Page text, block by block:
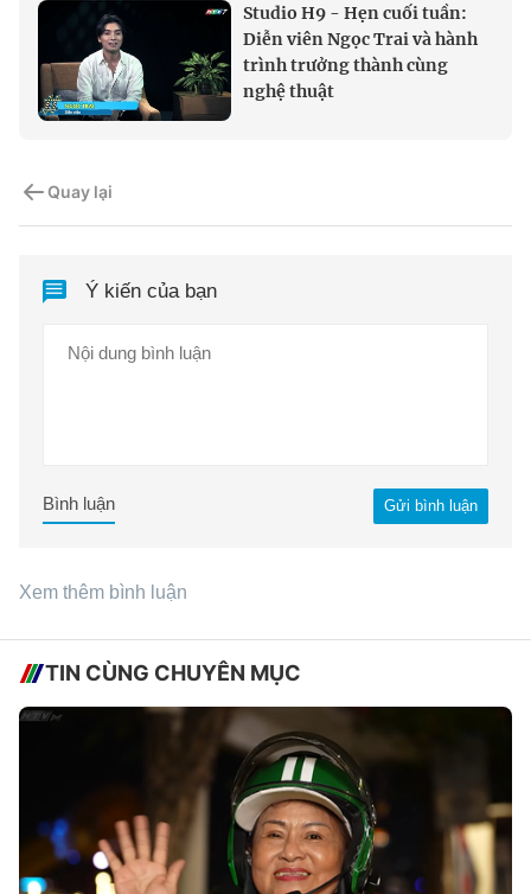
Studio H9 - Hẹn cuối tuần:
Diễn viên Ngọc Trai và hành
trình trưởng thành cùng
nghệ thuật
Quay lại
Ý kiến của bạn
Gửi bình luận
Bình luận
Xem thêm bình luận
TIN CÙNG CHUYÊN MỤC